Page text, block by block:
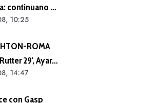
continuano i
per Endrick
10:25
ROMA
29', Ayari
in tempo
14:47
con Gasp